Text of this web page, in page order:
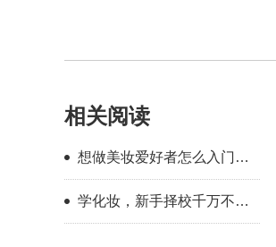
相关阅读
想做美妆爱好者怎么入门？
新手入门完整流程指南
学化妆，新手择校千万不要
只看外表